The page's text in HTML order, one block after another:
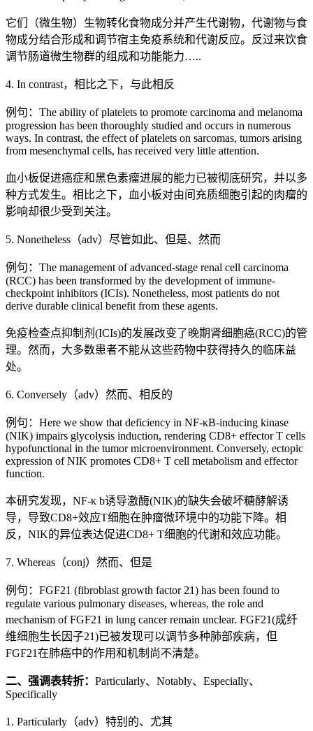
它们（微生物）生物转化食物成分并产生代谢物，代谢物与食
物成分结合形成和调节宿主免疫系统和代谢反应。反过来饮食
调节肠道微生物群的组成和功能能力…..
4. In contrast，相比之下，与此相反
例句：The ability of platelets to promote carcinoma and melanoma
progression has been thoroughly studied and occurs in numerous
ways. In contrast, the effect of platelets on sarcomas, tumors arising
from mesenchymal cells, has received very little attention.
血小板促进癌症和黑色素瘤进展的能力已被彻底研究，并以多
种方式发生。相比之下，血小板对由间充质细胞引起的肉瘤的
影响却很少受到关注。
5. Nonetheless（adv）尽管如此、但是、然而
例句：The management of advanced-stage renal cell carcinoma
(RCC) has been transformed by the development of immune-
checkpoint inhibitors (ICIs). Nonetheless, most patients do not
derive durable clinical benefit from these agents.
免疫检查点抑制剂(ICIs)的发展改变了晚期肾细胞癌(RCC)的管
理。然而，大多数患者不能从这些药物中获得持久的临床益
处。
6. Conversely（adv）然而、相反的
例句：Here we show that deficiency in NF-κB-inducing kinase
(NIK) impairs glycolysis induction, rendering CD8+ effector T cells
hypofunctional in the tumor microenvironment. Conversely, ectopic
expression of NIK promotes CD8+ T cell metabolism and effector
function.
本研究发现，NF-κ b诱导激酶(NIK)的缺失会破坏糖酵解诱
导，导致CD8+效应T细胞在肿瘤微环境中的功能下降。相
反，NIK的异位表达促进CD8+ T细胞的代谢和效应功能。
7. Whereas（conj）然而、但是
例句：FGF21 (fibroblast growth factor 21) has been found to
regulate various pulmonary diseases, whereas, the role and
mechanism of FGF21 in lung cancer remain unclear. FGF21(成纤
维细胞生长因子21)已被发现可以调节多种肺部疾病，但
FGF21在肺癌中的作用和机制尚不清楚。
二、强调表转折： Particularly、Notably、Especially、
Specifically
1. Particularly（adv）特别的、尤其